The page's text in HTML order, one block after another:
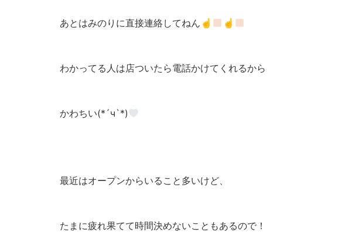
あとはみのりに直接連絡してねん☝ ☝
わかってる人は店ついたら電話かけてくれるから
かわちい(*´ч`*)
最近はオープンからいること多いけど、
たまに疲れ果てて時間決めないこともあるので！